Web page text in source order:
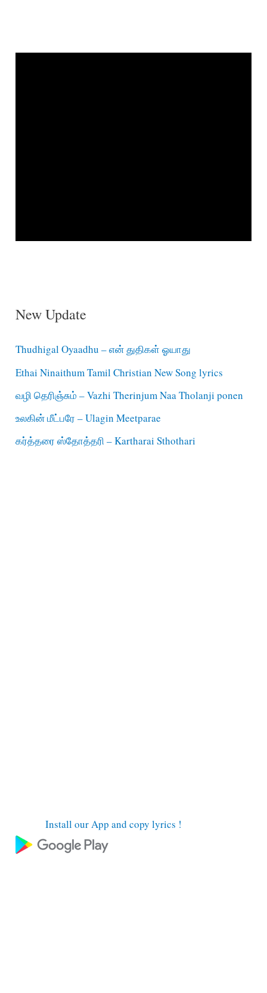
New Update
Thudhigal Oyaadhu – என் துதிகள் ஓயாது
Ethai Ninaithum Tamil Christian New Song lyrics
வழி தெரிஞ்சும் – Vazhi Therinjum Naa Tholanji ponen
உலகின் மீட்பரே – Ulagin Meetparae
கர்த்தரை ஸ்தோத்தரி – Kartharai Sthothari
Install our App and copy lyrics !